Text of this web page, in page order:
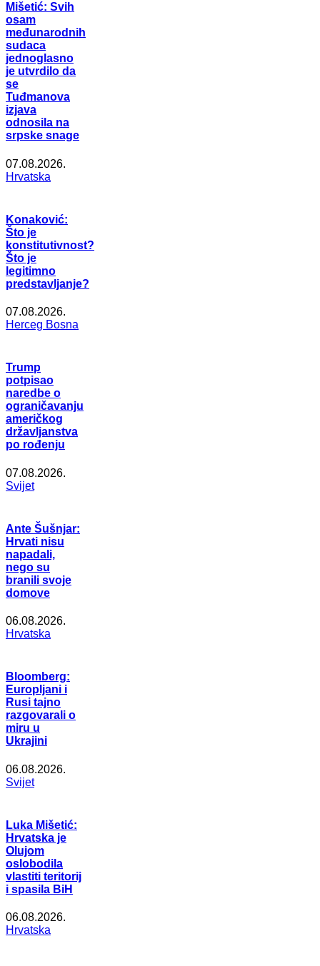
Mišetić: Svih
osam
međunarodnih
sudaca
jednoglasno
je utvrdilo da
se
Tuđmanova
izjava
odnosila na
srpske snage
07.08.2026.
Hrvatska
Konaković:
Što je
konstitutivnost?
Što je
legitimno
predstavljanje?
07.08.2026.
Herceg Bosna
Trump
potpisao
naredbe o
ograničavanju
američkog
državljanstva
po rođenju
07.08.2026.
Svijet
Ante Šušnjar:
Hrvati nisu
napadali,
nego su
branili svoje
domove
06.08.2026.
Hrvatska
Bloomberg:
Europljani i
Rusi tajno
razgovarali o
miru u
Ukrajini
06.08.2026.
Svijet
Luka Mišetić:
Hrvatska je
Olujom
oslobodila
vlastiti teritorij
i spasila BiH
06.08.2026.
Hrvatska